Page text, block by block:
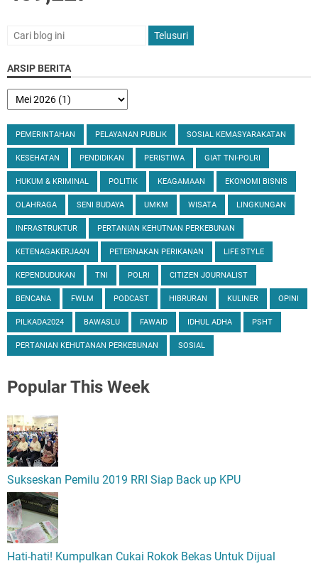
ARSIP BERITA
PEMERINTAHAN PELAYANAN PUBLIK SOSIAL KEMASYARAKATAN
KESEHATAN PENDIDIKAN PERISTIWA GIAT TNI-POLRI
HUKUM & KRIMINAL POLITIK KEAGAMAAN EKONOMI BISNIS
OLAHRAGA SENI BUDAYA UMKM WISATA LINGKUNGAN
INFRASTRUKTUR PERTANIAN KEHUTNAN PERKEBUNAN
KETENAGAKERJAAN PETERNAKAN PERIKANAN LIFE STYLE
KEPENDUDUKAN TNI POLRI CITIZEN JOURNALIST
BENCANA FWLM PODCAST HIBRURAN KULINER OPINI
PILKADA2024 BAWASLU FAWAID IDHUL ADHA PSHT
PERTANIAN KEHUTANAN PERKEBUNAN SOSIAL
PopularThis Week
Sukseskan Pemilu 2019 RRI Siap Back up KPU
Hati-hati! Kumpulkan Cukai Rokok Bekas Untuk Dijual